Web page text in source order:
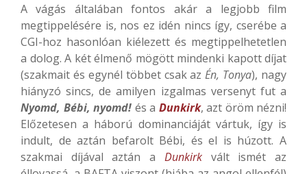
A vágás általában fontos akár a legjobb film
megtippelésére is, nos ez idén nincs így, cserébe a
CGI-hoz hasonlóan kiélezett és megtippelhetetlen
a dolog. A két élmenő mögött mindenki kapott díjat
(szakmait és egynél többet csak azÉn, Tonya), nagy
hiányzó sincs, de amilyen izgalmas versenyt fut a
Nyomd, Bébi, nyomd! és a Dunkirk, azt öröm nézni!
Előzetesen a háború dominanciáját vártuk, így is
indult, de aztán befarolt Bébi, és el is húzott. A
szakmai díjával aztán a Dunkirkvált ismét az